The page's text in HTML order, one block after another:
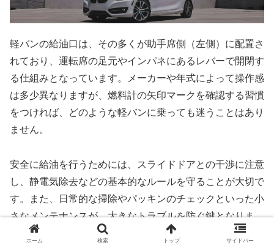
軽バンの給油口は、その多くが助手席側（左側）に配置さ
れており、運転席の足元やインパネにあるレバーで開閉す
る仕組みとなっています。メーカーや年式によって操作感
は多少異なりますが、燃料計の矢印マークを確認する習慣
をつければ、どのような軽バンに乗っても迷うことはあり
ません。
安全に給油を行うためには、スライドドアとの干渉に注意
し、静電気除去などの基本的なルールを守ることが大切で
す。また、日常的な掃除やパッキンのチェックといった小
さなメンテナンスが、大きなトラブルを防ぐ鍵となりま
す。さらに、キャップホルダーの増設やステッカーなどの
ホーム 検索 トップ サイドバー